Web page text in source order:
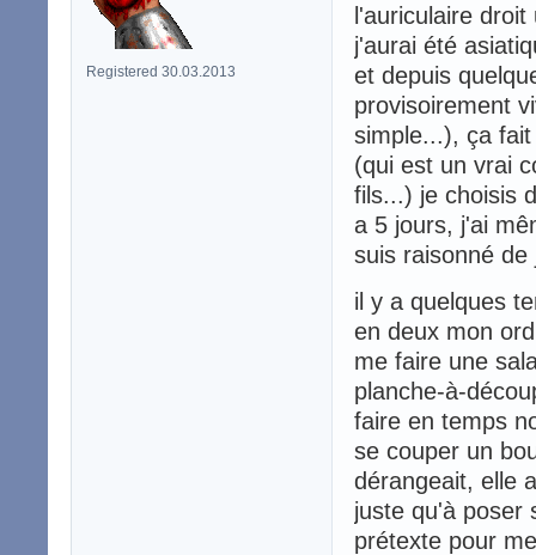
Registered 30.03.2013
l'auriculaire
j'aurai été
et depuis
provisoirement
simple...), ça
(qui est un vrai
fils...) je choisis
a 5 jours, j'ai
suis raisonné
il y a quelques
en deux mon
me faire une
planche-à-
faire en temps
se couper un
dérangeait, elle
juste qu'à poser
prétexte pour